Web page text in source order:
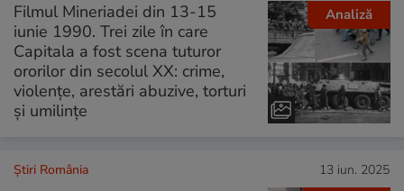
Analiză
Filmul Mineriadei din 13-15
iunie 1990. Trei zile în care
Capitala a fost scena tuturor
ororilor din secolul XX: crime,
violențe, arestări abuzive, torturi
și umilințe
Știri România 13 iun. 2025